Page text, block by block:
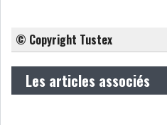
ZOOM ENTREPRISE
HISTORIQUE DES ZOOMS
© Copyright Tustex
Les articles associés